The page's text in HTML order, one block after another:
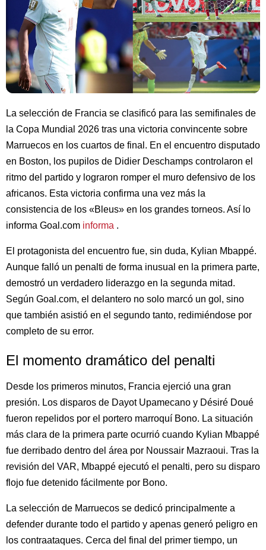
La selección de Francia se clasificó para las semifinales de
la Copa Mundial 2026 tras una victoria convincente sobre
Marruecos en los cuartos de final. En el encuentro disputado
en Boston, los pupilos de Didier Deschamps controlaron el
ritmo del partido y lograron romper el muro defensivo de los
africanos. Esta victoria confirma una vez más la
consistencia de los «Bleus» en los grandes torneos. Así lo
informa Goal.com informa .
El protagonista del encuentro fue, sin duda, Kylian Mbappé.
Aunque falló un penalti de forma inusual en la primera parte,
demostró un verdadero liderazgo en la segunda mitad.
Según Goal.com, el delantero no solo marcó un gol, sino
que también asistió en el segundo tanto, redimiéndose por
completo de su error.
El momento dramático del penalti
Desde los primeros minutos, Francia ejerció una gran
presión. Los disparos de Dayot Upamecano y Désiré Doué
fueron repelidos por el portero marroquí Bono. La situación
más clara de la primera parte ocurrió cuando Kylian Mbappé
fue derribado dentro del área por Noussair Mazraoui. Tras la
revisión del VAR, Mbappé ejecutó el penalti, pero su disparo
flojo fue detenido fácilmente por Bono.
La selección de Marruecos se dedicó principalmente a
defender durante todo el partido y apenas generó peligro en
los contraataques. Cerca del final del primer tiempo, un